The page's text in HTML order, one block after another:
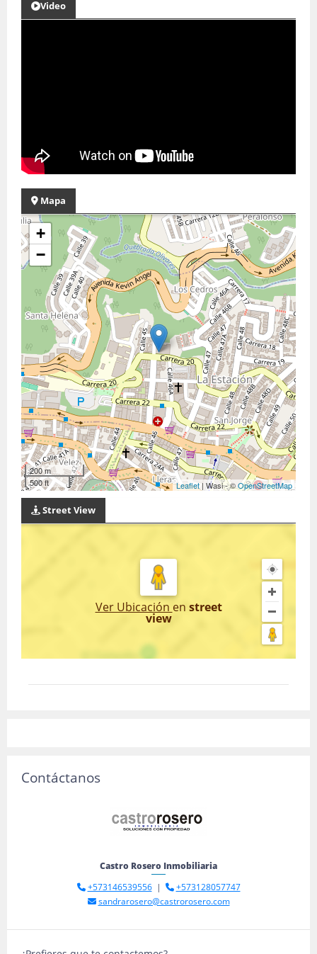
Video
Mapa
+
−
200 m
500 ft
Leaflet | Wasi - ©OpenStreetMap
Street View
Ver Ubicación en street
view
Contáctanos
Castro Rosero Inmobiliaria
+573146539556|
+573128057747
sandrarosero@castrorosero.com